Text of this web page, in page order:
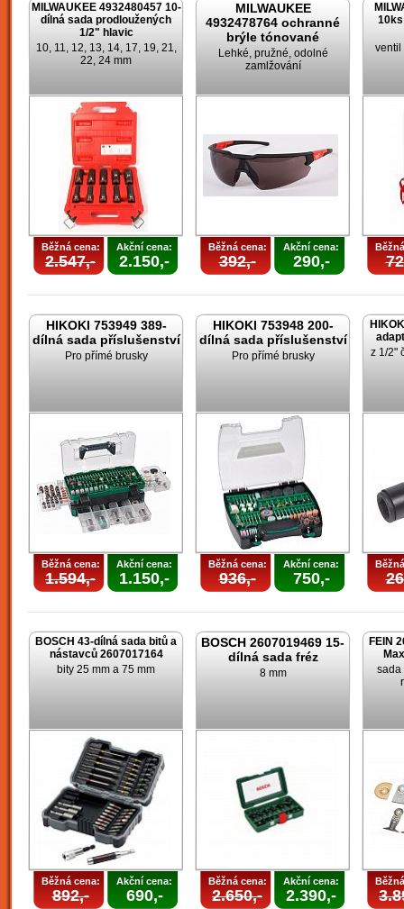
MILWAUKEE 4932480457 10-
dílná sada prodloužených
1/2" hlavic
10, 11, 12, 13, 14, 17, 19, 21,
22, 24 mm
Běžná cena:
2.547,-
Akční cena:
2.150,-
MILWAUKEE
4932478764 ochranné
brýle tónované
Lehké, pružné, odolné
zamlžování
Běžná cena:
392,-
Akční cena:
290,-
ventil
HIKOKI 753949 389-
dílná sada příslušenství
Pro přímé brusky
Běžná cena:
1.594,-
Akční cena:
1.150,-
HIKOKI 753948 200-
dílná sada příslušenství
Pro přímé brusky
Běžná cena:
936,-
Akční cena:
750,-
z 1/2"
BOSCH 43-dílná sada bitů a
nástavců 2607017164
bity 25 mm a 75 mm
Běžná cena:
892,-
Akční cena:
690,-
BOSCH 2607019469 15-
dílná sada fréz
8 mm
Běžná cena:
2.650,-
Akční cena:
2.390,-
FEIN
sada